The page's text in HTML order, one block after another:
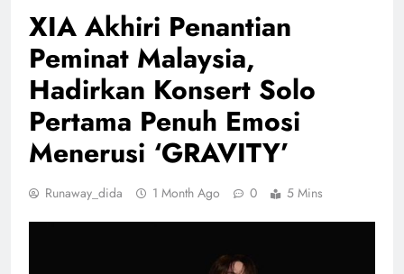
XIA Akhiri Penantian
Peminat Malaysia,
Hadirkan Konsert Solo
Pertama Penuh Emosi
Menerusi ‘GRAVITY’
Runaway_dida 1 Month Ago 0 5 Mins